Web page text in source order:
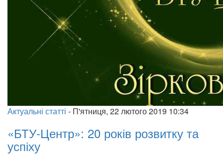
Актуальні статті - П'ятниця, 22 лютого 2019 10:34
«БТУ-Центр»: 20 років розвитку та
успіху